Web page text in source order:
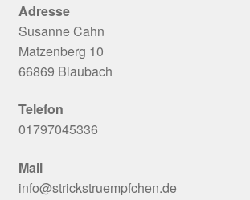
Adresse
Susanne Cahn
Matzenberg 10
66869 Blaubach
Telefon
01797045336
Mail
info@strickstruempfchen.de